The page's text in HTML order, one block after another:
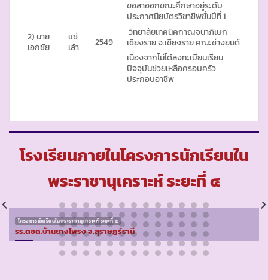
2) นาย
เอกชัย
แซ่
เล้า
2549
ขอลาออกขณะศึกษาอยู่ระดับ
ประกาศนียบัตรวิชาชีพชั้นปีที่ 1
วิทยาลัยเทคนิคกาญจนาภิเษก
เชียงราย จ.เชียงราย คณะช่างยนต์
เนื่องจากไม่ได้ลงทะเบียนเรียน
ปัจจุบันช่วยเหลือครอบครัว
ประกอบอาชีพ
โรงเรียนภายในโครงการนักเรียนใน
พระราชานุเคราะห์ ระยะที่ ๔
โครงการนักเรียนในพระราชานุเคราะห์ ระยะที่ ๔
รร.ตชด.บ้านยางโพรง จ.สุราษฏร์ธานี